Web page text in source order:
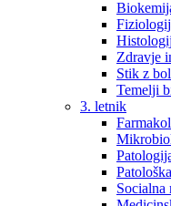
Zdravje
Stik z
Temelji
3. letnik
Socialna